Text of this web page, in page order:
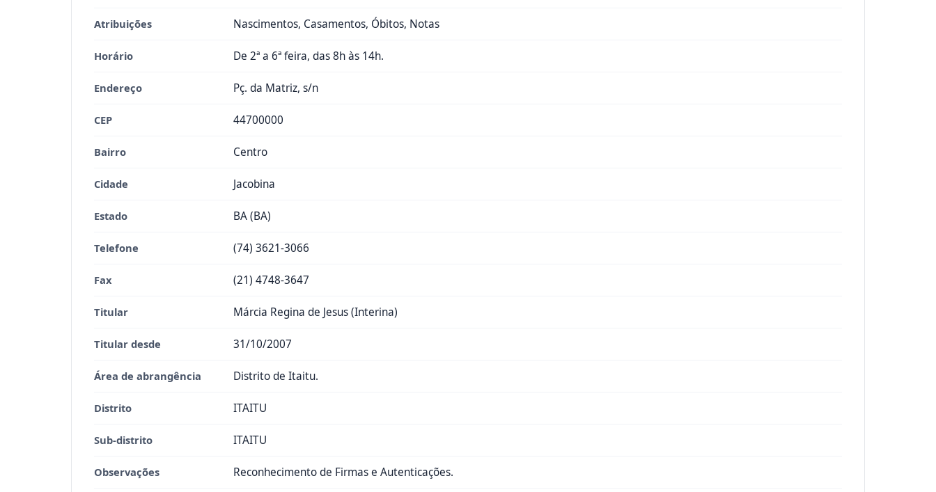
Atribuições Nascimentos, Casamentos, Óbitos, Notas
Horário De 2ª a 6ª feira, das 8h às 14h.
Endereço Pç. da Matriz, s/n
CEP 44700000
Bairro Centro
Cidade Jacobina
Estado BA (BA)
Telefone (74) 3621-3066
Fax (21) 4748-3647
Titular Márcia Regina de Jesus (Interina)
Titular desde 31/10/2007
Área de abrangência Distrito de Itaitu.
Distrito ITAITU
Sub-distrito ITAITU
Observações Reconhecimento de Firmas e Autenticações.